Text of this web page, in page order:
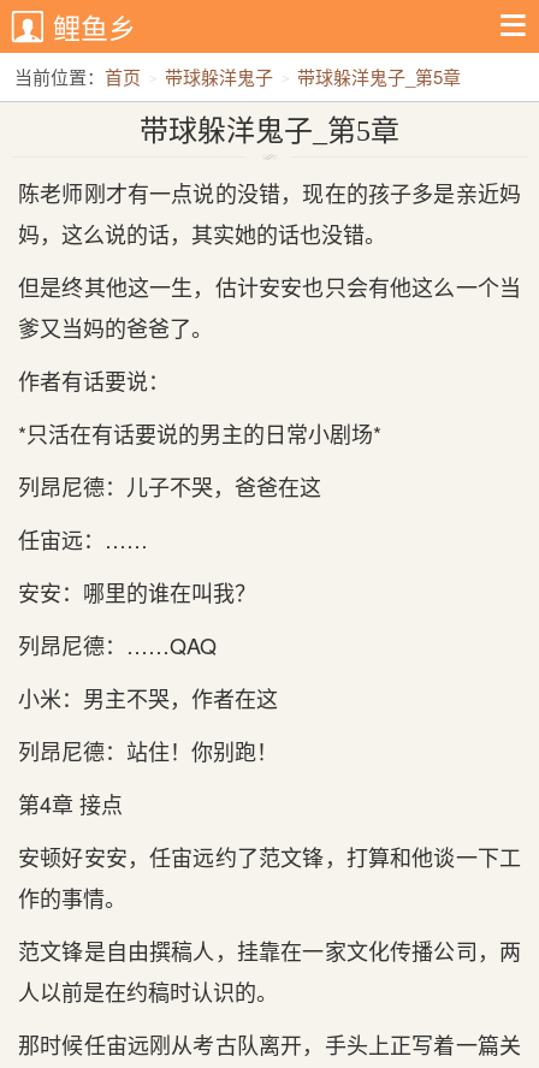
鲤鱼乡
当前位置： 首页 带球躲洋鬼子 带球躲洋鬼子_第5章
带球躲洋鬼子_第5章
陈老师刚才有一点说的没错，现在的孩子多是亲近妈
妈，这么说的话，其实她的话也没错。
但是终其他这一生，估计安安也只会有他这么一个当
爹又当妈的爸爸了。
作者有话要说：
*只活在有话要说的男主的日常小剧场*
列昂尼德：儿子不哭，爸爸在这
任宙远：……
安安：哪里的谁在叫我？
列昂尼德：……QAQ
小米：男主不哭，作者在这
列昂尼德：站住！你别跑！
第4章 接点
安顿好安安，任宙远约了范文锋，打算和他谈一下工
作的事情。
范文锋是自由撰稿人，挂靠在一家文化传播公司，两
人以前是在约稿时认识的。
那时候任宙远刚从考古队离开，手头上正写着一篇关